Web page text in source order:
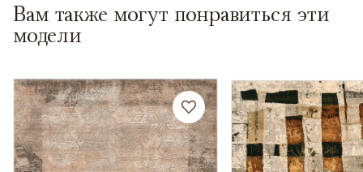
Вам также могут понравиться эти
модели